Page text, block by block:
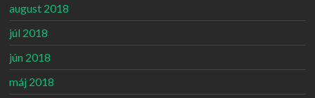
august 2018
júl 2018
jún 2018
máj 2018